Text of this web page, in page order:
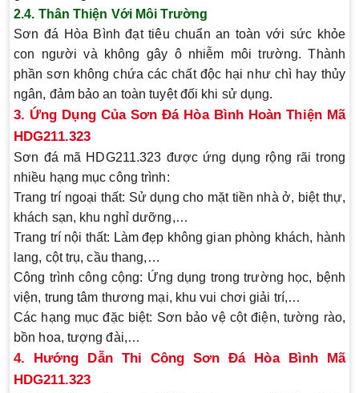
2.4. Thân Thiện Với Môi Trường
Sơn đá Hòa Bình đạt tiêu chuẩn an toàn với sức khỏe
con người và không gây ô nhiễm môi trường. Thành
phần sơn không chứa các chất độc hại như chì hay thủy
ngân, đảm bảo an toàn tuyệt đối khi sử dụng.
3. Ứng Dụng Của Sơn Đá Hòa Bình Hoàn Thiện Mã
HDG211.323
Sơn đá mã HDG211.323 được ứng dụng rộng rãi trong
nhiều hạng mục công trình:
Trang trí ngoại thất: Sử dụng cho mặt tiền nhà ở, biệt thự,
khách sạn, khu nghỉ dưỡng,…
Trang trí nội thất: Làm đẹp không gian phòng khách, hành
lang, cột trụ, cầu thang,…
Công trình công cộng: Ứng dụng trong trường học, bệnh
viện, trung tâm thương mại, khu vui chơi giải trí,…
Các hạng mục đặc biệt: Sơn bảo vệ cột điện, tường rào,
bồn hoa, tượng đài,…
4. Hướng Dẫn Thi Công Sơn Đá Hòa Bình Mã
HDG211.323